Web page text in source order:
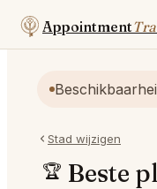
Appointment
Stad wijzigen
🏆 Beste